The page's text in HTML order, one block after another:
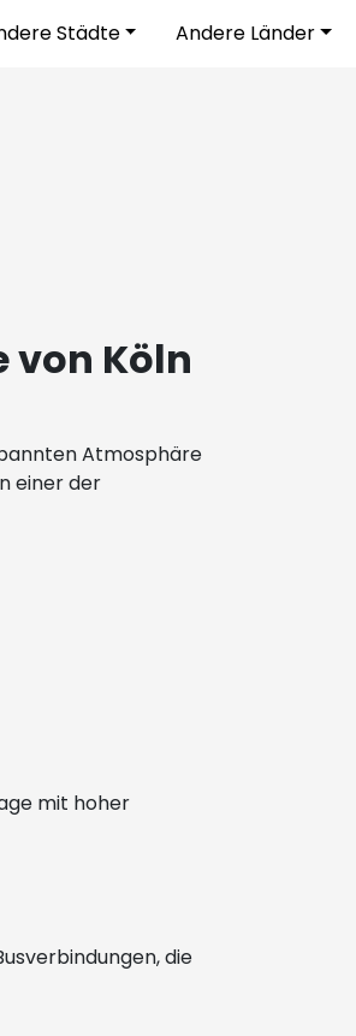
Städte Andere Länder
von Köln
Atmosphäre
einer der
mit hoher
die